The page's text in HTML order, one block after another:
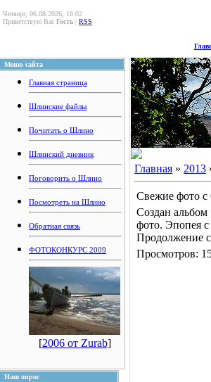
Четверг, 06.08.2026, 18:02
Приветствую Вас Гость | RSS
Меню сайта
Главная страница
Шлинские файлы
Почитать о Шлино
Шлинский дневник
Поговорить о Шлино
Посмотреть на Шлино
Обратная связь
ФОТОКОНКУРС 2009
[2006 от Zurab]
Наш опрос
Главная » 2013
Свежие фото
Создан альбом
фото. Эпопея
Продолжение
Просмотров: